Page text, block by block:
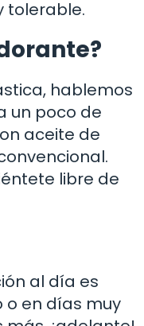
tolerable.
hablemos
un poco de
aceite de
libre de
al día es
o en días muy